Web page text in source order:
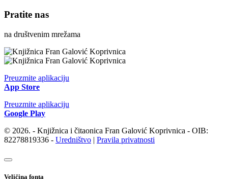
Pratite nas
na društvenim mrežama
Preuzmite aplikaciju
App Store
Preuzmite aplikaciju
Google Play
© 2026. - Knjižnica i čitaonica Fran Galović Koprivnica - OIB:
82278819336 - Uredništvo | Pravila privatnosti
Veličina fonta